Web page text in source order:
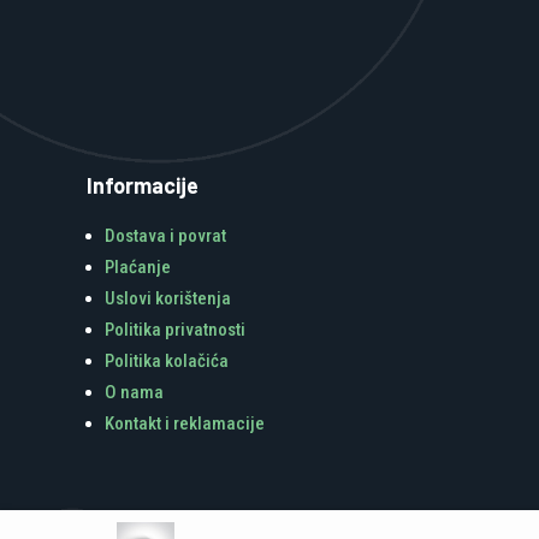
Informacije
Dostava i povrat
Plaćanje
Uslovi korištenja
Politika privatnosti
Politika kolačića
O nama
Kontakt i reklamacije